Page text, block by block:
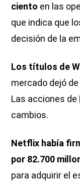
ciento en las
que indica que
decisión de la
Los títulos de
mercado dejó
Las acciones de
cambios.
Netflix había
por 82.700
para adquirir el